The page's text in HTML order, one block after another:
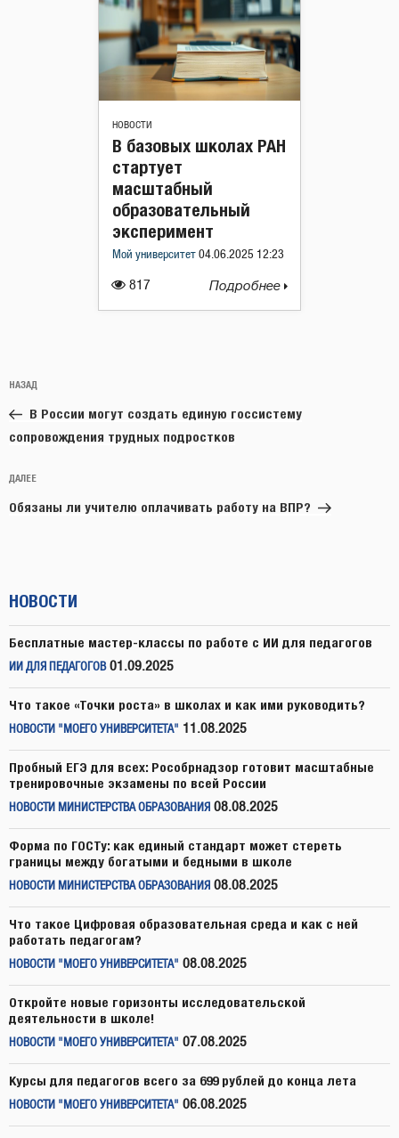
НОВОСТИ
817
В базовых школах РАН
стартует
масштабный
образовательный
эксперимент
Мой университет 04.06.2025 12:23
Подробнее
по
записям
Предыдущая
запись:
НАЗАД
В России могут создать единую госсистему
сопровождения трудных подростков
Следующая
запись
ДАЛЕЕ
Обязаны ли учителю оплачивать работу на ВПР?
НОВОСТИ
Бесплатные мастер-классы по работе с ИИ для педагогов
ИИ ДЛЯ ПЕДАГОГОВ 01.09.2025
Что такое «Точки роста» в школах и как ими руководить?
НОВОСТИ "МОЕГО УНИВЕРСИТЕТА" 11.08.2025
Пробный ЕГЭ для всех: Рособрнадзор готовит масштабные
тренировочные экзамены по всей России
НОВОСТИ МИНИСТЕРСТВА ОБРАЗОВАНИЯ 08.08.2025
Форма по ГОСТу: как единый стандарт может стереть
границы между богатыми и бедными в школе
НОВОСТИ МИНИСТЕРСТВА ОБРАЗОВАНИЯ 08.08.2025
Что такое Цифровая образовательная среда и как с ней
работать педагогам?
НОВОСТИ "МОЕГО УНИВЕРСИТЕТА" 08.08.2025
Откройте новые горизонты исследовательской
деятельности в школе!
НОВОСТИ "МОЕГО УНИВЕРСИТЕТА" 07.08.2025
Курсы для педагогов всего за 699 рублей до конца лета
НОВОСТИ "МОЕГО УНИВЕРСИТЕТА" 06.08.2025